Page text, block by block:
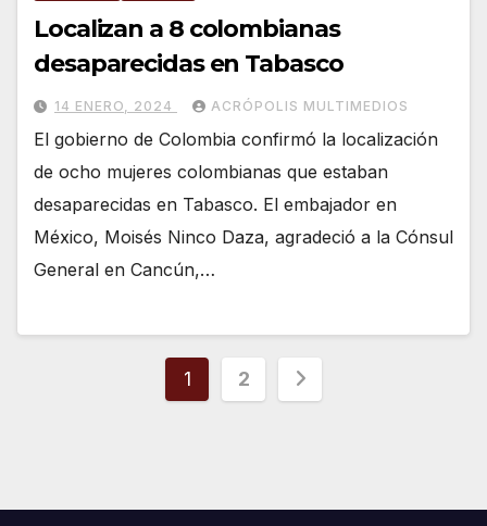
Localizan a 8 colombianas
desaparecidas en Tabasco
14 ENERO, 2024 ACRÓPOLIS MULTIMEDIOS
El gobierno de Colombia confirmó la localización
de ocho mujeres colombianas que estaban
desaparecidas en Tabasco. El embajador en
México, Moisés Ninco Daza, agradeció a la Cónsul
General en Cancún,…
Paginación
1 2